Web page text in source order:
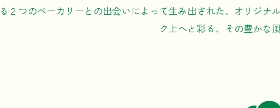
る２つのベーカリーとの出会いによって生み出された、オリジ
ク上へと彩る、その豊かな